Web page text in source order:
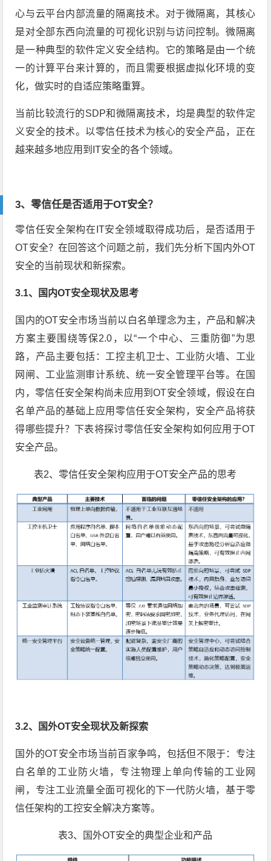
心与云平台内部流量的隔离技术。对于微隔离，其核心
是对全部东西向流量的可视化识别与访问控制。微隔离
是一种典型的软件定义安全结构。它的策略是由一个统
一的计算平台来计算的，而且需要根据虚拟化环境的变
化，做实时的自适应策略重算。
当前比较流行的SDP和微隔离技术，均是典型的软件定
义安全的技术。以零信任技术为核心的安全产品，正在
越来越多地应用到IT安全的各个领域。
3、零信任是否适用于OT安全？
零信任安全架构在IT安全领域取得成功后，是否适用于
OT安全？在回答这个问题之前，我们先分析下国内外OT
安全的当前现状和新探索。
3.1、国内OT安全现状及思考
国内的OT安全市场当前以白名单理念为主，产品和解决
方案主要围绕等保2.0，以“一个中心、三重防御”为思
路，产品主要包括：工控主机卫士、工业防火墙、工业
网闸、工业监测审计系统、统一安全管理平台等。在国
内，零信任安全架构尚未应用到OT安全领域，假设在白
名单产品的基础上应用零信任安全架构，安全产品将获
得哪些提升？下表将探讨零信任安全架构如何应用于OT
安全产品。
表2、零信任安全架构应用于OT安全产品的思考
3.2、国外OT安全现状及新探索
国外的OT安全市场当前百家争鸣，包括但不限于：专注
白名单的工业防火墙，专注物理上单向传输的工业网
闸，专注工业流量全面可视化的下一代防火墙，基于零
信任架构的工控安全解决方案等。
表3、国外OT安全的典型企业和产品